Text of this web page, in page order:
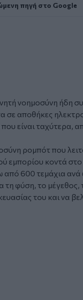
πηγή στο Google
νοημοσύνη ήδη
σε αποθήκες
είναι ταχύτερα,
ρομπότ που
εμπορίου κοντά
από 600 τεμάχια
τη φύση, το μέγεθος,
του και να